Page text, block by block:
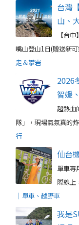
台灣
山、
【台
嘴山登山1日(贈送新
走＆攀岩
2026
智媛
超熱血
隊」，現場氣氛真的
行
仙台
單車專
際線
｜單車、越野車
我是